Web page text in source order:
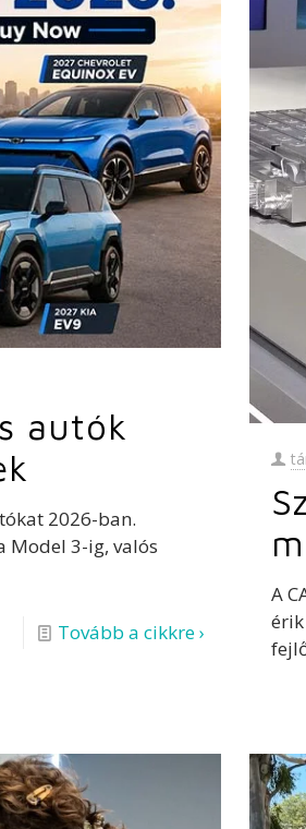
autók
2026-ban.
Model 3-ig, valós
Tovább a cikkre ›
A